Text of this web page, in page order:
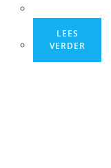
LEES
VERDER